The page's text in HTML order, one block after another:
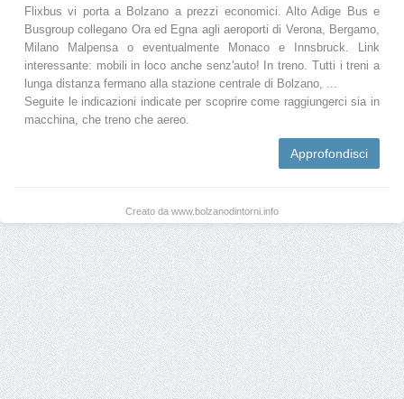
Flixbus vi porta a Bolzano a prezzi economici. Alto Adige Bus e
Busgroup collegano Ora ed Egna agli aeroporti di Verona, Bergamo,
Milano Malpensa o eventualmente Monaco e Innsbruck. Link
interessante: mobili in loco anche senz'auto! In treno. Tutti i treni a
lunga distanza fermano alla stazione centrale di Bolzano, ...
Seguite le indicazioni indicate per scoprire come raggiungerci sia in
macchina, che treno che aereo.
Approfondisci
Creato da www.bolzanodintorni.info